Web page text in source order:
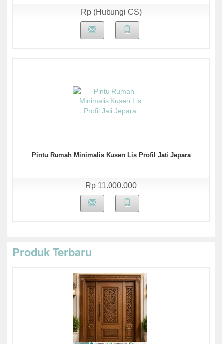
Rp (Hubungi CS)
Pintu Rumah Minimalis Kusen Lis Profil Jati Jepara
Rp 11.000.000
Produk Terbaru